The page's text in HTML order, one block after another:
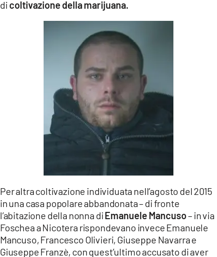
di coltivazione della marijuana.
Per altra coltivazione individuata nell’agosto del 2015
in una casa popolare abbandonata – di fronte
l’abitazione della nonna diEmanuele Mancuso– in via
Foschea a Nicotera rispondevano invece Emanuele
Mancuso, Francesco Olivieri, Giuseppe Navarra e
Giuseppe Franzè, con quest’ultimo accusato di aver